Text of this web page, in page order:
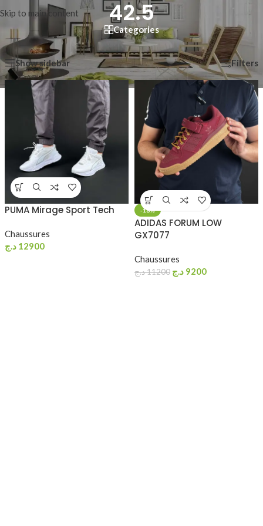
Skip to main content 42.5
Categories
2 résultats affichés
Show sidebar Filters
PUMA Mirage Sport Tech
Chaussures
12900 د.ج
-18%
ADIDAS FORUM LOW
GX7077
Chaussures
11200د.ج 9200 د.ج